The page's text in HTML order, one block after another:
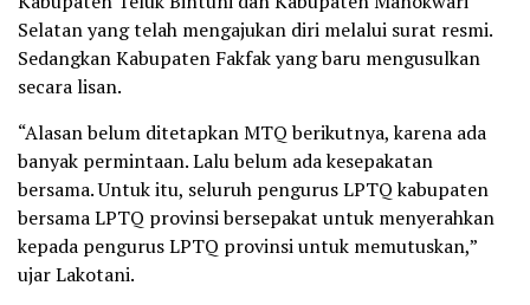
Selatan yang telah mengajukan diri melalui surat resmi.
Sedangkan Kabupaten Fakfak yang baru mengusulkan
secara lisan.
“Alasan belum ditetapkan MTQ berikutnya, karena ada
banyak permintaan. Lalu belum ada kesepakatan
bersama. Untuk itu, seluruh pengurus LPTQ kabupaten
bersama LPTQ provinsi bersepakat untuk menyerahkan
kepada pengurus LPTQ provinsi untuk memutuskan,”
ujar Lakotani.